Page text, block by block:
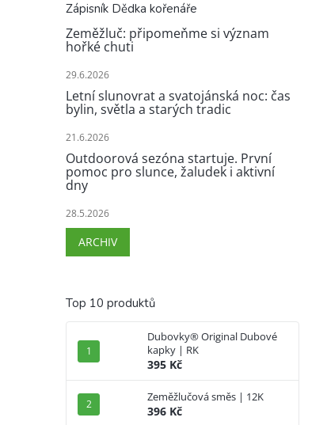
Zápisník Dědka kořenáře
Zeměžluč: připomeňme si význam
hořké chuti
29.6.2026
Letní slunovrat a svatojánská noc: čas
bylin, světla a starých tradic
21.6.2026
Outdoorová sezóna startuje. První
pomoc pro slunce, žaludek i aktivní
dny
28.5.2026
ARCHIV
Top 10 produktů
Dubovky® Original Dubové
kapky | RK
395 Kč
Zeměžlučová směs | 12K
396 Kč